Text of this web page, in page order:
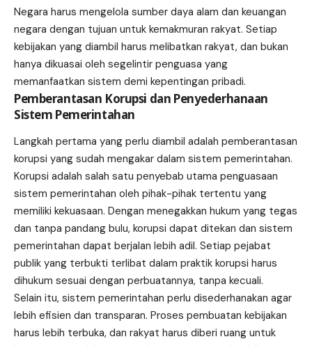
Negara harus mengelola sumber daya alam dan keuangan
negara dengan tujuan untuk kemakmuran rakyat. Setiap
kebijakan yang diambil harus melibatkan rakyat, dan bukan
hanya dikuasai oleh segelintir penguasa yang
memanfaatkan sistem demi kepentingan pribadi.
Pemberantasan Korupsi dan Penyederhanaan
Sistem Pemerintahan
Langkah pertama yang perlu diambil adalah pemberantasan
korupsi yang sudah mengakar dalam sistem pemerintahan.
Korupsi adalah salah satu penyebab utama penguasaan
sistem pemerintahan oleh pihak-pihak tertentu yang
memiliki kekuasaan. Dengan menegakkan hukum yang tegas
dan tanpa pandang bulu, korupsi dapat ditekan dan sistem
pemerintahan dapat berjalan lebih adil. Setiap pejabat
publik yang terbukti terlibat dalam praktik korupsi harus
dihukum sesuai dengan perbuatannya, tanpa kecuali.
Selain itu, sistem pemerintahan perlu disederhanakan agar
lebih efisien dan transparan. Proses pembuatan kebijakan
harus lebih terbuka, dan rakyat harus diberi ruang untuk